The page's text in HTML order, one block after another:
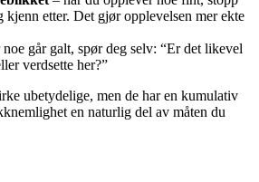
etter. Det gjør opplevelsen mer ekte
noe går galt, spør deg selv: “Er det likevel
verdsette her?”
ubetydelige, men de har en kumulativ
en naturlig del av måten du